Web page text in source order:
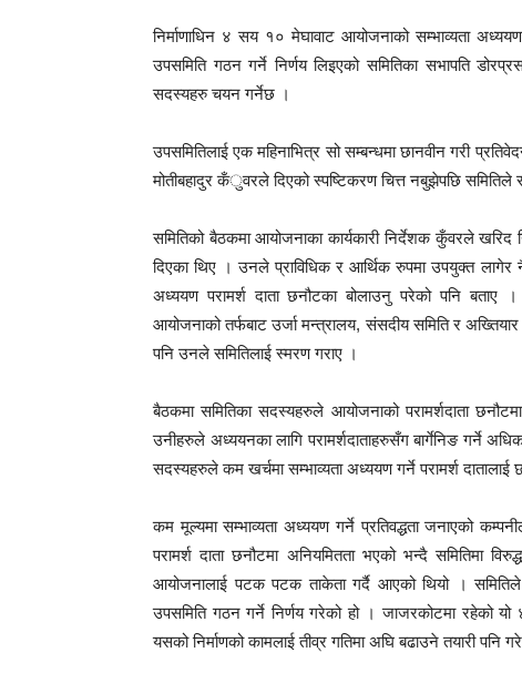
निर्माणाधिन ४ सय १० मेघावाट आयोजनाको सम्भाव्यता
उपसमिति गठन गर्ने निर्णय लिइएको समितिका सभापति
सदस्यहरु चयन गर्नेछ ।
उपसमितिलाई एक महिनाभित्र सो सम्बन्धमा छानवीन गरी
मोतीबहादुर कँुवरले दिएको स्पष्टिकरण चित्त नबुझेपछि समितिले
समितिको बैठकमा आयोजनाका कार्यकारी निर्देशक कुँवरले खरिद
दिएका थिए । उनले प्राविधिक र आर्थिक रुपमा उपयुक्त लागेर
अध्ययण परामर्श दाता छनौटका बोलाउनु परेको पनि
आयोजनाको तर्फबाट उर्जा मन्त्रालय, संसदीय समिति र
पनि उनले समितिलाई स्मरण गराए ।
बैठकमा समितिका सदस्यहरुले आयोजनाको परामर्शदाता
उनीहरुले अध्ययनका लागि परामर्शदाताहरुसँग बार्गेनिङ गर्ने
सदस्यहरुले कम खर्चमा सम्भाव्यता अध्ययण गर्ने परामर्श
कम मूल्यमा सम्भाव्यता अध्ययण गर्ने प्रतिवद्धता जनाएको
परामर्श दाता छनौटमा अनियमितता भएको भन्दै समितिमा
आयोजनालाई पटक पटक ताकेता गर्दै आएको थियो । समितिले
उपसमिति गठन गर्ने निर्णय गरेको हो । जाजरकोटमा रहेको
यसको निर्माणको कामलाई तीव्र गतिमा अघि बढाउने तयारी पनि